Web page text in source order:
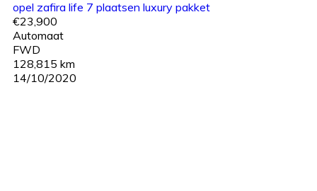
opel zafira life 7 plaatsen luxury pakket
€23,900
Automaat
FWD
128,815 km
14/10/2020